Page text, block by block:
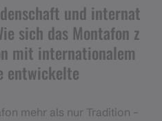
und internat
sich das Montafon z
mit internationalem
entwickelte
mehr als nur Tradition –